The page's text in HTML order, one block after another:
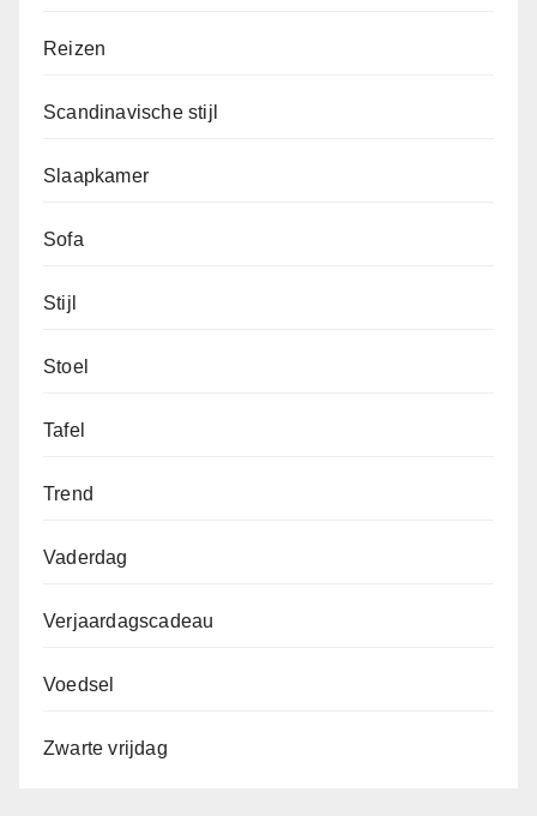
Reizen
Scandinavische stijl
Slaapkamer
Sofa
Stijl
Stoel
Tafel
Trend
Vaderdag
Verjaardagscadeau
Voedsel
Zwarte vrijdag